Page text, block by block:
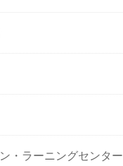
・ラーニングセンター